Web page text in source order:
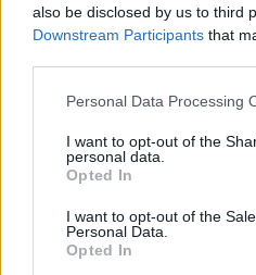
also be disclosed by us to third
Downstream Participants that
Personal Data Processing
I want to opt-out of the
personal data.
Opted In
I want to opt-out of the
Personal Data.
Opted In